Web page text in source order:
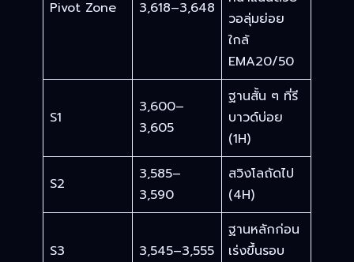
Pivot Zone 3,618–3,648
วอลุ่มย่อย
ใกล้
EMA20/50
S1
3,600–
3,605
ฐานสั้น ๆ ที่รี
บาวด์บ่อย
(1H)
S2
3,585–
3,590
สวิงโลถัดไป
(4H)
S3 3,545–3,555
ฐานหลักก่อน
เร่งขึ้นรอบ